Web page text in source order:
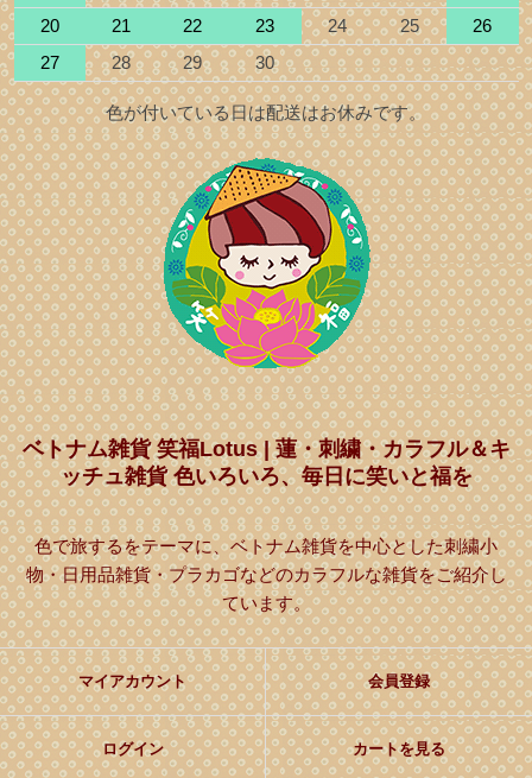
20
21 22 23 24 25
26
27
28 29 30
色が付いている日は配送はお休みです。
ベトナム雑貨 笑福Lotus | 蓮・刺繍・カラフル＆キ
ッチュ雑貨 色いろいろ、毎日に笑いと福を
色で旅するをテーマに、ベトナム雑貨を中心とした刺繍小
物・日用品雑貨・プラカゴなどのカラフルな雑貨をご紹介し
ています。
マイアカウント 会員登録
ログイン カートを見る